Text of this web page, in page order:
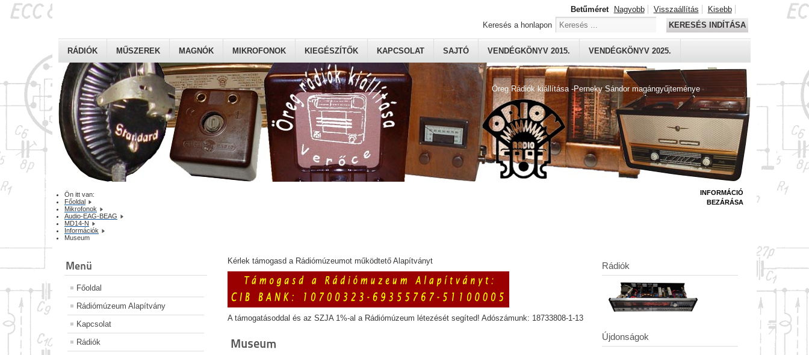
Öreg Rádiók kiállítása -Perneky Sándor magángyűjteménye
RÁDIÓK MŰSZEREK MAGNÓK MIKROFONOK KIEGÉSZÍTŐK KAPCSOLAT SAJTÓ VENDÉGKÖNYV 2015. VENDÉGKÖNYV 2025.
Betűméret Nagyobb Visszaállítás
Kisebb
Keresés a honlapon
KERESÉS INDÍTÁSA
Ön itt van:
Főoldal
Mikrofonok
Audio-EAG-BEAG
MD14-N
Információk
Museum
Menü
Főoldal
Rádiómúzeum Alapítvány
Kapcsolat
Rádiók
Kérlek támogasd a Rádiómúzeumot működtető Alapítványt
A támogatásoddal és az SZJA 1%-al a Rádiómúzeum létezését segíted! Adószámunk: 18733808-1-13
Museum
INFORMÁCIÓ
BEZÁRÁSA
Rádiók
Újdonságok